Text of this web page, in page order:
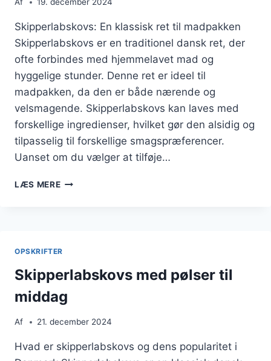
Skipperlabskovs: En klassisk ret til madpakken
Skipperlabskovs er en traditionel dansk ret, der
ofte forbindes med hjemmelavet mad og
hyggelige stunder. Denne ret er ideel til
madpakken, da den er både nærende og
velsmagende. Skipperlabskovs kan laves med
forskellige ingredienser, hvilket gør den alsidig og
tilpasselig til forskellige smagspræferencer.
Uanset om du vælger at tilføje…
LÆS MERESKIPPERLABSKOVS
OPSKRIFTER
Skipperlabskovs med pølser til
middag
Af 21. december 2024
Hvad er skipperlabskovs og dens popularitet i